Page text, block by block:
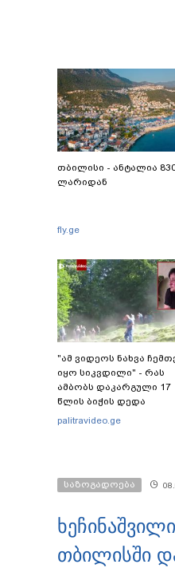
თბილისი - ანტალია
ლარიდან
fly.ge
"ამ ვიდეოს ნახვა
იყო სიკვდილი" - რას
ამბობს დაკარგული 17
წლის ბიჭის დედა
ვიდეოკადრებზე, სადაც
palitravideo.ge
საზოგადოება
თბილისში